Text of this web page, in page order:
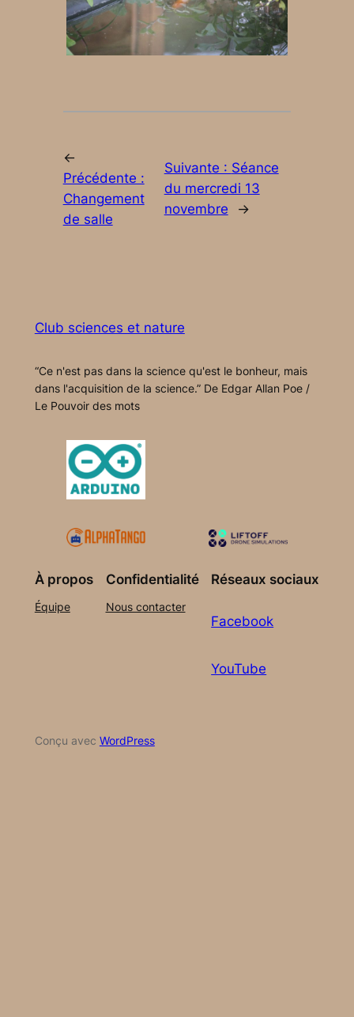
←
Précédente :
Changement
de salle
Suivante : Séance
du mercredi 13
novembre
→
Club sciences et nature
“Ce n'est pas dans la science qu'est le bonheur, mais
dans l'acquisition de la science.” De Edgar Allan Poe /
Le Pouvoir des mots
À propos
Équipe
Confidentialité
Nous contacter
Réseaux sociaux
Facebook
YouTube
Conçu avec WordPress